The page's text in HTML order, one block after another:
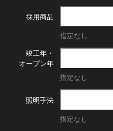
採用商品
指定なし
竣工年・
オープン年
指定なし
照明手法
指定なし